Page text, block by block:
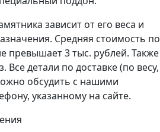
зависит от его веса и
Средняя стоимость по
превышает 3 тыс. рублей. Также
детали по доставке (по весу,
обсудить с нашими
указанному на сайте.